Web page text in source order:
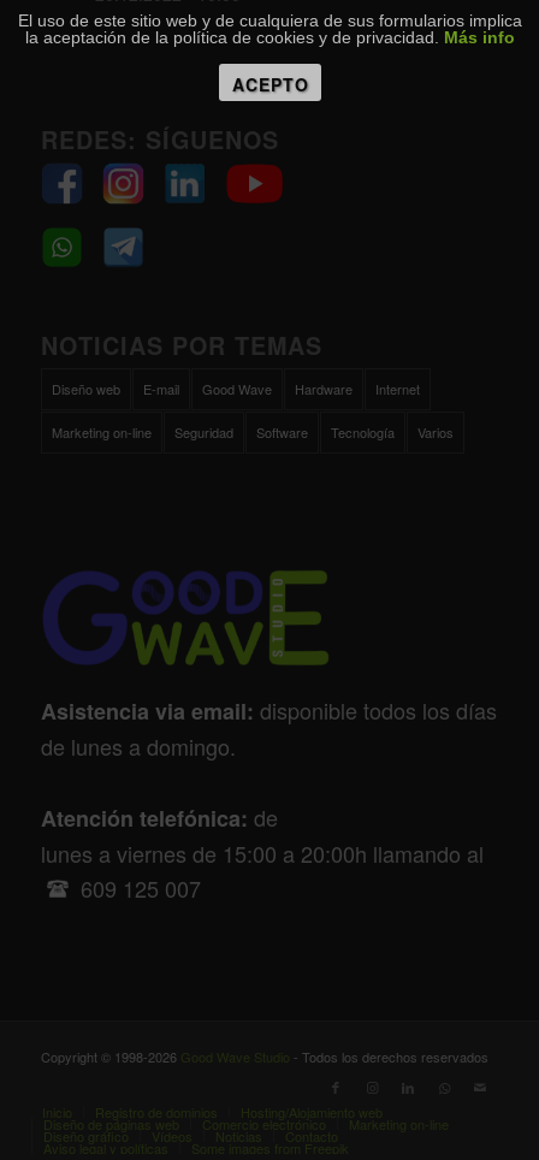
REDES: SÍGUENOS
NOTICIAS POR TEMAS
Diseño web E-mail Good Wave Hardware Internet
Marketing on-line Seguridad Software Tecnología Varios
Asistencia via email: disponible todos los días
de lunes a domingo.
Atención telefónica: de
lunes a viernes de 15:00 a 20:00h llamando al
609 125 007
Copyright © 1998-2026 Good Wave Studio - Todos los derechos reservados
Inicio Registro de dominios Hosting/Alojamiento web
Diseño de páginas web Comercio electrónico Marketing on-line
Diseño gráfico Vídeos Noticias Contacto
Aviso legal y políticas Some images from Freepik
El uso de este sitio web y de cualquiera de sus formularios implica
la aceptación de la política de cookies y de privacidad. Más info
ACEPTO